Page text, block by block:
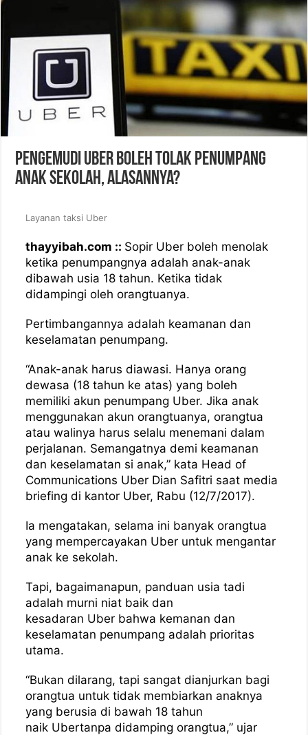
Pengemudi Uber Boleh Tolak Penumpang
Anak Sekolah, Alasannya?
Layanan taksi Uber
thayyibah.com :: Sopir Uber boleh menolak
ketika penumpangnya adalah anak-anak
dibawah usia 18 tahun. Ketika tidak
didampingi oleh orangtuanya.
Pertimbangannya adalah keamanan dan
keselamatan penumpang.
“Anak-anak harus diawasi. Hanya orang
dewasa (18 tahun ke atas) yang boleh
memiliki akun penumpang Uber. Jika anak
menggunakan akun orangtuanya, orangtua
atau walinya harus selalu menemani dalam
perjalanan. Semangatnya demi keamanan
dan keselamatan si anak,” kata Head of
Communications Uber Dian Safitri saat media
briefing di kantor Uber, Rabu (12/7/2017).
Ia mengatakan, selama ini banyak orangtua
yang mempercayakan Uber untuk mengantar
anak ke sekolah.
Tapi, bagaimanapun, panduan usia tadi
adalah murni niat baik dan
kesadaran Uber bahwa kemanan dan
keselamatan penumpang adalah prioritas
utama.
“Bukan dilarang, tapi sangat dianjurkan bagi
orangtua untuk tidak membiarkan anaknya
yang berusia di bawah 18 tahun
naik Ubertanpa didamping orangtua,” ujar